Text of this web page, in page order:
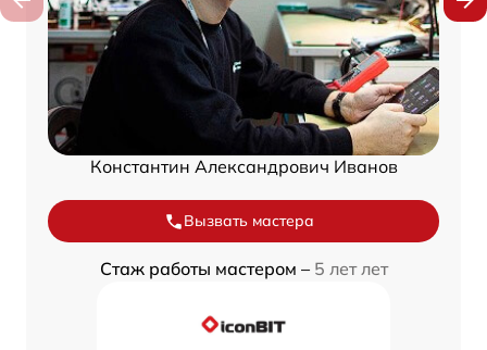
Константин Александрович Иванов
Вызвать мастера
Стаж работы мастером – 5 лет лет